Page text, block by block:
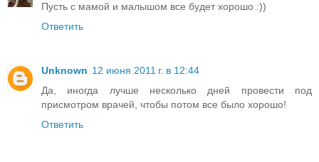
Пусть с мамой и малышом все будет хорошо :))
Ответить
Unknown 12 июня 2011 г. в 12:44
Да, иногда лучше несколько дней провести под
присмотром врачей, чтобы потом все было хорошо!
Ответить